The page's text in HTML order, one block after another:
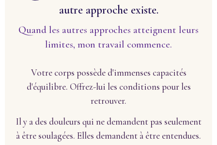
autre approche existe.
Quand les autres approches atteignent leurs
limites, mon travail commence.
Votre corps possède d'immenses capacités
d'équilibre. Offrez-lui les conditions pour les
retrouver.
Il y a des douleurs qui ne demandent pas seulement
à être soulagées. Elles demandent à être entendues.